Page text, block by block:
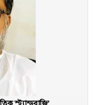
স্ট্যান্ডবাজি’